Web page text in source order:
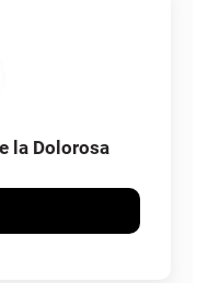
la Dolorosa